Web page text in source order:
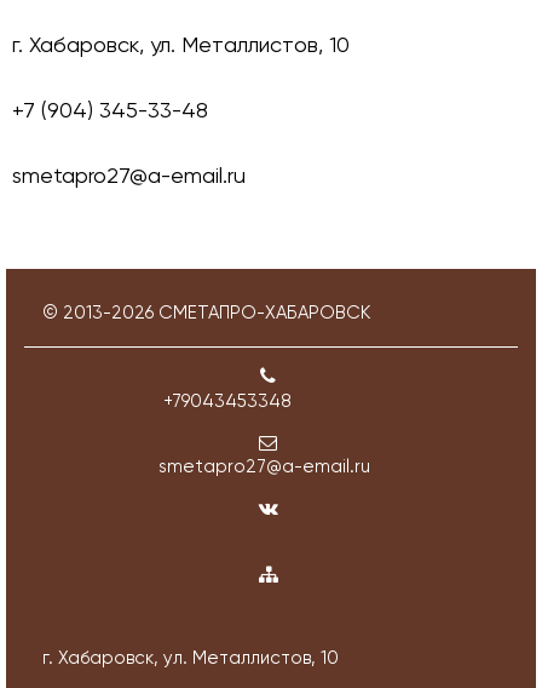
г. Хабаровск, ул. Металлистов, 10
+7 (904) 345-33-48
smetapro27@a-email.ru
© 2013-2026 СМЕТАПРО-ХАБАРОВСК
+79043453348
smetapro27@a-email.ru
г. Хабаровск, ул. Металлистов, 10